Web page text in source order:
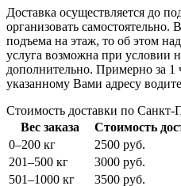
Доставка осуществляется до
организовать самостоятельно.
подъема на этаж, то об этом
услуга возможна при условии
дополнительно. Примерно за 1
указанному Вами адресу
Стоимость доставки по
Вес заказа
Стоимость
0–200 кг
2500 руб.
201–500 кг
3000 руб.
501–1000 кг
3500 руб.